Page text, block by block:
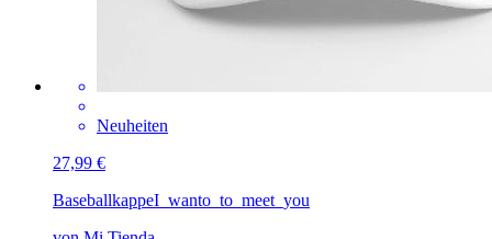
Neuheiten
27,99 €
BaseballkappeI_wanto_to_meet_you